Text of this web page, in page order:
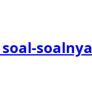
soalnya